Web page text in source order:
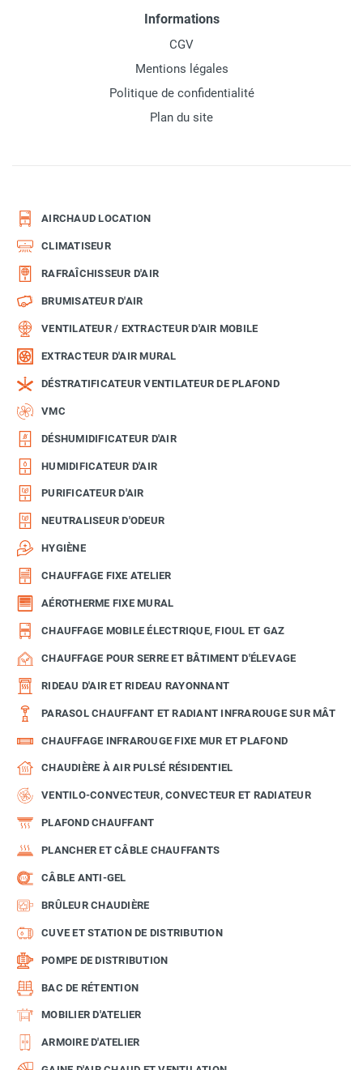
Informations
CGV
Mentions légales
Politique de confidentialité
Plan du site
AIRCHAUD LOCATION
CLIMATISEUR
RAFRAÎCHISSEUR D'AIR
BRUMISATEUR D'AIR
VENTILATEUR / EXTRACTEUR D'AIR MOBILE
EXTRACTEUR D'AIR MURAL
DÉSTRATIFICATEUR VENTILATEUR DE PLAFOND
VMC
DÉSHUMIDIFICATEUR D'AIR
HUMIDIFICATEUR D'AIR
PURIFICATEUR D'AIR
NEUTRALISEUR D'ODEUR
HYGIÈNE
CHAUFFAGE FIXE ATELIER
AÉROTHERME FIXE MURAL
CHAUFFAGE MOBILE ÉLECTRIQUE, FIOUL ET GAZ
CHAUFFAGE POUR SERRE ET BÂTIMENT D'ÉLEVAGE
RIDEAU D'AIR ET RIDEAU RAYONNANT
PARASOL CHAUFFANT ET RADIANT INFRAROUGE SUR MÂT
CHAUFFAGE INFRAROUGE FIXE MUR ET PLAFOND
CHAUDIÈRE À AIR PULSÉ RÉSIDENTIEL
VENTILO-CONVECTEUR, CONVECTEUR ET RADIATEUR
PLAFOND CHAUFFANT
PLANCHER ET CÂBLE CHAUFFANTS
CÂBLE ANTI-GEL
BRÛLEUR CHAUDIÈRE
CUVE ET STATION DE DISTRIBUTION
POMPE DE DISTRIBUTION
BAC DE RÉTENTION
MOBILIER D'ATELIER
ARMOIRE D'ATELIER